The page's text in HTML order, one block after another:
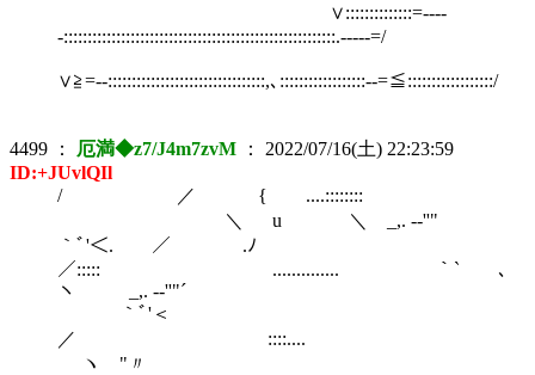
∨::::::::::::::=‐---
-:::::::::::::::::::::::::::::::::::::::::::::::::::::::::.----‐=/
∨≧=‐-:::::::::::::::::::::::::::::::::,､::::::::::::::::::-‐=≦::::::::::::::::::/
4499 ： 厄満◆z7/J4m7zvM ： 2022/07/16(土) 22:23:59
ID:+JUvlQIl
/ ／ { ....::::::::
＼ u ＼ _,. -‐''"
｀ﾞ'＜. ／ .ﾉ
／::::: .............. ｀` ､
ヽ _,. -‐''"´
｀ﾞ'＜
／ ::::....
ヽ "〃